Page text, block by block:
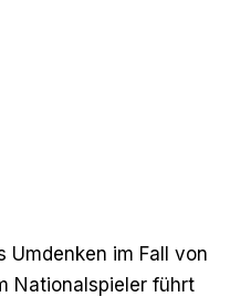
Umdenken im Fall von
Nationalspieler führt